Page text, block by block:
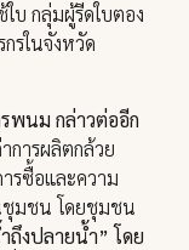
บ กลุ่มผู้รีดใบตอง
รในจังหวัด
พนม กล่าวต่ออีก
การผลิตกล้วย
รซื้อและความ
ชุมชน โดยชุมชน
ถึงปลายน้ำ” โดย